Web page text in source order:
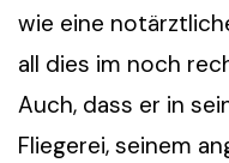
wie eine
all dies im noch
Auch, dass er in
Fliegerei, seinem